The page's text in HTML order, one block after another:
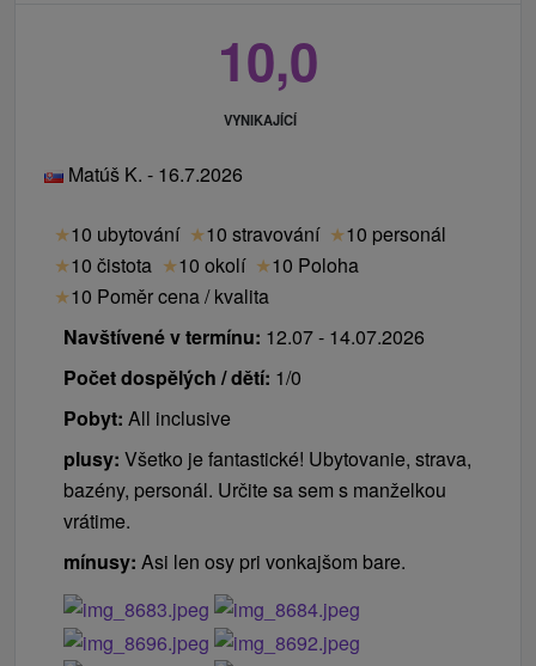
10,0
VYNIKAJÍCÍ
Matúš K. - 16.7.2026
★10 ubytování ★10 stravování ★10 personál
★10 čistota ★10 okolí ★10 Poloha
★10 Poměr cena / kvalita
Navštívené v termínu: 12.07 - 14.07.2026
Počet dospělých / dětí: 1/0
Pobyt: All inclusive
plusy: Všetko je fantastické! Ubytovanie, strava,
bazény, personál. Určite sa sem s manželkou
vrátime.
mínusy: Asi len osy pri vonkajšom bare.